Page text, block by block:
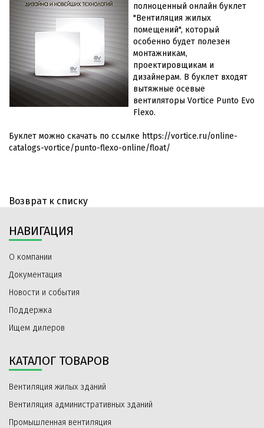
полноценный онлайн буклет
"Вентиляция жилых
помещений", который
особенно будет полезен
монтажникам,
проектировщикам и
дизайнерам. В буклет входят
вытяжные осевые
вентиляторы Vortice Punto Evo
Flexo.
Буклет можно скачать по ссылке https://vortice.ru/online-
catalogs-vortice/punto-flexo-online/float/
Возврат к списку
НАВИГАЦИЯ
О компании
Документация
Новости и события
Поддержка
Ищем дилеров
КАТАЛОГ ТОВАРОВ
Вентиляция жилых зданий
Вентиляция административных зданий
Промышленная вентиляция